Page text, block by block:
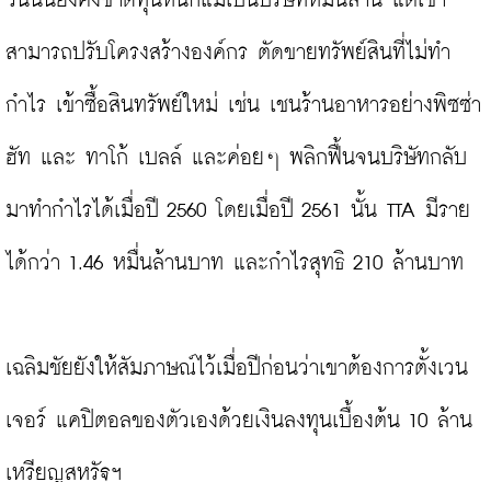
สามารถปรับโครงสร้างองค์กร ตัดขายทรัพย์สินที่ไม่ทำ
กำไร เข้าซื้อสินทรัพย์ใหม่ เช่น เชนร้านอาหารอย่างพิซซ่า
ฮัท และ ทาโก้ เบลล์ และค่อยๆ พลิกฟื้นจนบริษัทกลับ
มาทำกำไรได้เมื่อปี 2560 โดยเมื่อปี 2561 นั้น TTA มีราย
ได้กว่า 1.46 หมื่นล้านบาท และกำไรสุทธิ 210 ล้านบาท
เฉลิมชัยยังให้สัมภาษณ์ไว้เมื่อปีก่อนว่าเขาต้องการตั้งเวน
เจอร์ แคปิตอลของตัวเองด้วยเงินลงทุนเบื้องต้น 10 ล้าน